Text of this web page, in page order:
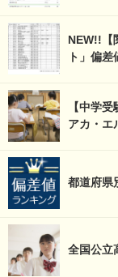
NEW!!【
ト」偏差
【中学
アカ・エ
都道府県
全国公立